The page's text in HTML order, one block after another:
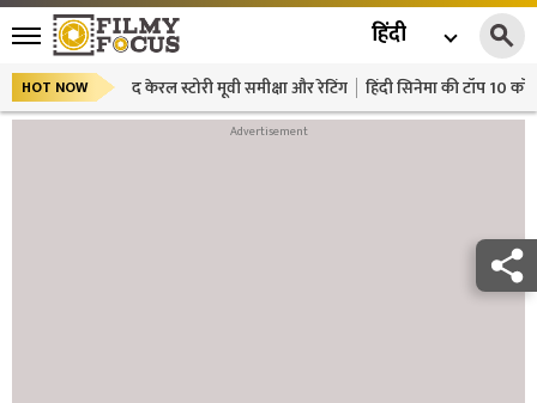
हिंदी
HOT NOW द केरल स्टोरी मूवी समीक्षा और रेटिंग हिंदी सिनेमा की टॉप 10